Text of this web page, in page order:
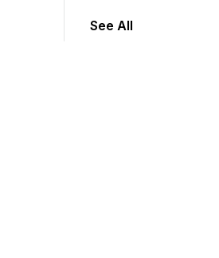
shift to jump forward or backward.
See All